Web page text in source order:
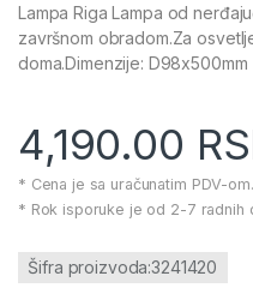
Lampa Riga Lampa od
završnom obradom.Za
doma.Dimenzije: D98x500mm
4,190.00
* Cena je sa uračunatim PDV-om.
* Rok isporuke je od 2-7 radnih
Šifra proizvoda:3241420